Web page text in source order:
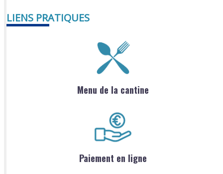
LIENS PRATIQUES
Menu de la cantine
Paiement en ligne